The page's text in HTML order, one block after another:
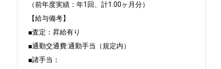
（前年度実績：年1回、計1.00ヶ月分）
【給与備考】
■査定：昇給有り
■通勤交通費:通勤手当（規定内）
■諸手当：